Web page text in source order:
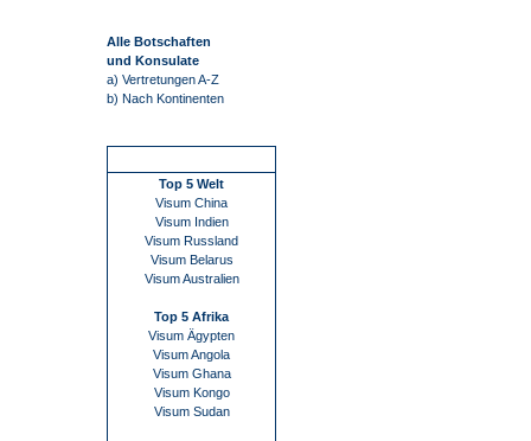
Alle Botschaften
und Konsulate
a) Vertretungen A-Z
b) Nach Kontinenten
Top 5 Welt
Visum China
Visum Indien
Visum Russland
Visum Belarus
Visum Australien
Top 5 Afrika
Visum Ägypten
Visum Angola
Visum Ghana
Visum Kongo
Visum Sudan